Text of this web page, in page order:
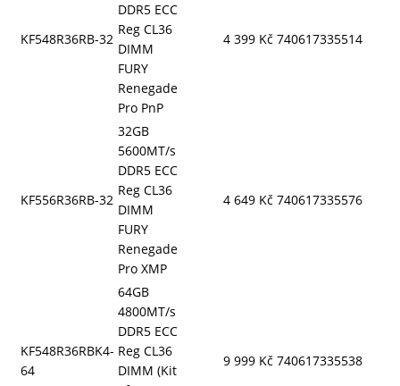
KF548R36RB-32
DDR5 ECC
Reg CL36
DIMM
FURY
Renegade
Pro PnP
4 399 Kč 740617335514
KF556R36RB-32
32GB
5600MT/s
DDR5 ECC
Reg CL36
DIMM
FURY
Renegade
Pro XMP
4 649 Kč 740617335576
KF548R36RBK4-
64
64GB
4800MT/s
DDR5 ECC
Reg CL36
DIMM (Kit
9 999 Kč 740617335538